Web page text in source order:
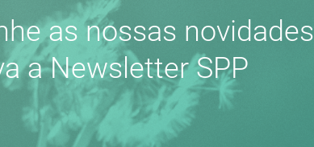
as nossas
a Newsletter SPP